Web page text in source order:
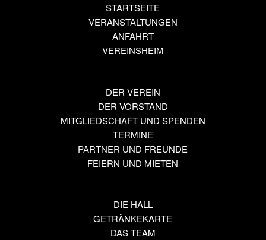
STARTSEITE
VERANSTALTUNGEN
ANFAHRT
VEREINSHEIM
DER VEREIN
DER VORSTAND
MITGLIEDSCHAFT UND SPENDEN
TERMINE
PARTNER UND FREUNDE
FEIERN UND MIETEN
DIE HALL
GETRÄNKEKARTE
DAS TEAM